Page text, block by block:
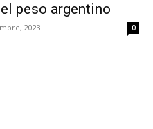
peso argentino
2023 0